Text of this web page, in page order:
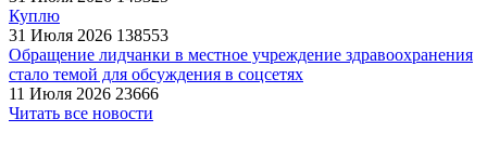
Куплю
31 Июля 2026 138553
Обращение лидчанки в местное учреждение здравоохранения
стало темой для обсуждения в соцсетях
11 Июля 2026 23666
Читать все новости